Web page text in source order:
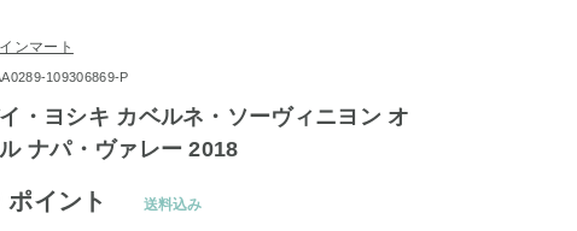
ンマート
109306869-P
・ヨシキ カベルネ・ソーヴィニヨン オ
ナパ・ヴァレー 2018
ポイント 送料込み